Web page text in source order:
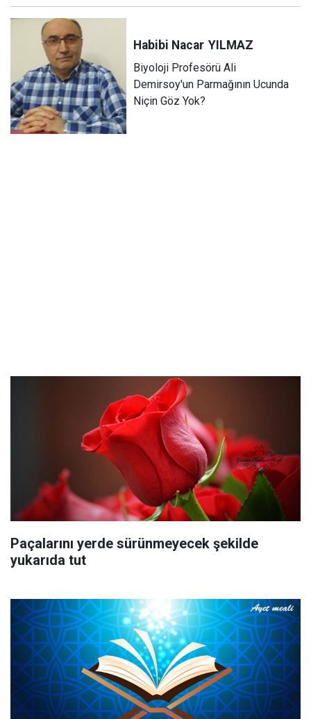
Habibi Nacar YILMAZ
Biyoloji Profesörü Ali
Demirsoy'un Parmağının Ucunda
Niçin Göz Yok?
Paçalarını yerde sürünmeyecek şekilde
yukarıda tut